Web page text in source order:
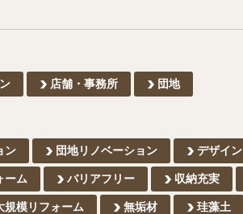
店舗・事務所 団地
ン 団地リノベーション デザイン
ーム バリアフリー 収納充実
規模リフォーム 無垢材 珪藻土